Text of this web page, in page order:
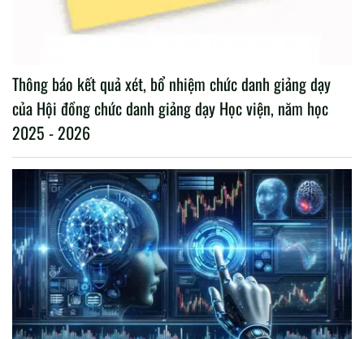
Thông báo kết quả xét, bổ nhiệm chức danh giảng dạy
của Hội đồng chức danh giảng dạy Học viện, năm học
2025 - 2026